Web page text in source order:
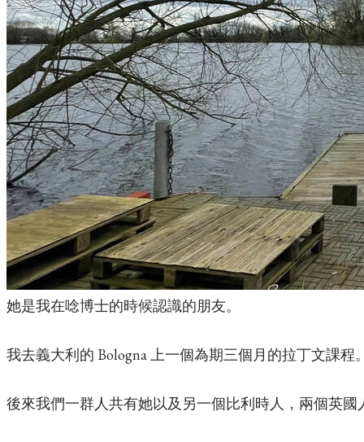
她是我在唸博士的時候認識的朋友。
我去義大利的 Bologna 上一個為期三個月的拉丁文課
後來我們一群人共有她以及另一個比利時人，兩個英